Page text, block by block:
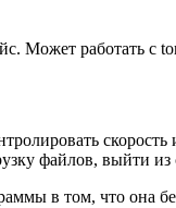
Может работать с
файлов, выйти
в том, что она